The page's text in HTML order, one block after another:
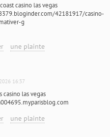
casino las vegas
42181917/casino-
g
une plainte
16:37
casino las vegas
une plainte